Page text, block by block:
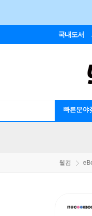
국내도서
빠른분야
웰컴